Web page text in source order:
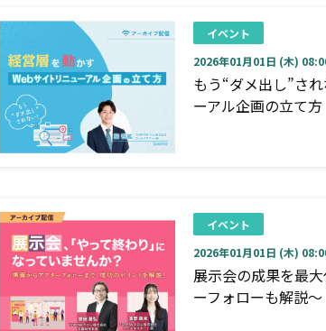
イベント
2026年01月01日 (木)
もう“ダメ出し”さ
ーアル企画の立て方
イベント
2026年01月01日 (木)
展示会の成果を最
ーフォローも解説～